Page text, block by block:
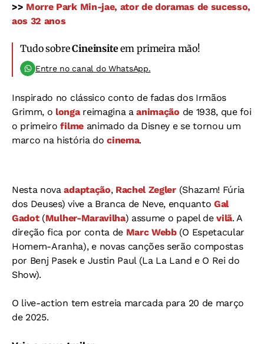
>> Morre Park Min-jae, ator de doramas de sucesso,
aos 32 anos
Tudo sobreCineinsiteem primeira mão!
Entre no canal do WhatsApp.
Inspirado no clássico conto de fadas dos Irmãos
Grimm, o longareimagina aanimação de 1938, que foi
o primeirofilmeanimado da Disney e se tornou um
marco na história docinema.
Nesta novaadaptação, Rachel Zegler(Shazam! Fúria
dos Deuses) vive a Branca de Neve, enquanto Gal
Gadot(Mulher-Maravilha) assume o papel devilã. A
direção fica por conta de Marc Webb(O Espetacular
Homem-Aranha), e novas canções serão compostas
por Benj Pasek e Justin Paul (La La Land e O Rei do
Show).
O live-action tem estreia marcada para 20 de março
de 2025.